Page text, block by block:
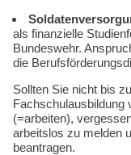
als finanzielle
Bundeswehr.
die
Sollten Sie nicht bis
Fachschulausbildung
(=arbeiten),
arbeitslos zu melden
beantragen.